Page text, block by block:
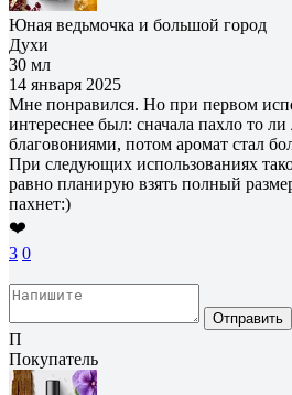
Юная ведьмочка и большой город
Духи
30 мл
14 января 2025
Мне понравился. Но при первом
интереснее был: сначала пахло то
благовониями, потом аромат стал
При следующих использованиях
равно планирую взять полный
пахнет:)
❤️
3 0
Отправить
П
Покупатель